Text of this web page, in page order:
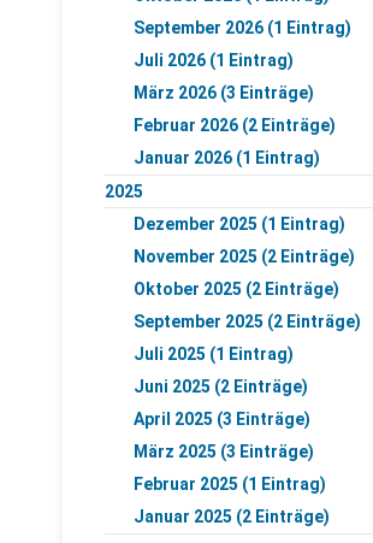
September 2026 (1 Eintrag)
Juli 2026 (1 Eintrag)
März 2026 (3 Einträge)
Februar 2026 (2 Einträge)
Januar 2026 (1 Eintrag)
2025
Dezember 2025 (1 Eintrag)
November 2025 (2 Einträge)
Oktober 2025 (2 Einträge)
September 2025 (2 Einträge)
Juli 2025 (1 Eintrag)
Juni 2025 (2 Einträge)
April 2025 (3 Einträge)
März 2025 (3 Einträge)
Februar 2025 (1 Eintrag)
Januar 2025 (2 Einträge)